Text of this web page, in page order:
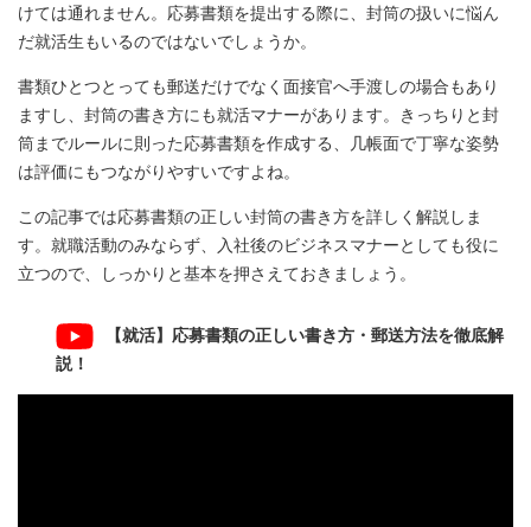
けては通れません。応募書類を提出する際に、封筒の扱いに悩ん
だ就活生もいるのではないでしょうか。
書類ひとつとっても郵送だけでなく面接官へ手渡しの場合もあり
ますし、封筒の書き方にも就活マナーがあります。きっちりと封
筒までルールに則った応募書類を作成する、几帳面で丁寧な姿勢
は評価にもつながりやすいですよね。
この記事では応募書類の正しい封筒の書き方を詳しく解説しま
す。就職活動のみならず、入社後のビジネスマナーとしても役に
立つので、しっかりと基本を押さえておきましょう。
【就活】応募書類の正しい書き方・郵送方法を徹底解
説！